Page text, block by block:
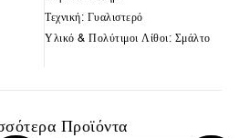
Τεχνική: Γυαλιστερό
Υλικό & Πολύτιμοι Λίθοι: Σμάλτο
Προϊόντα